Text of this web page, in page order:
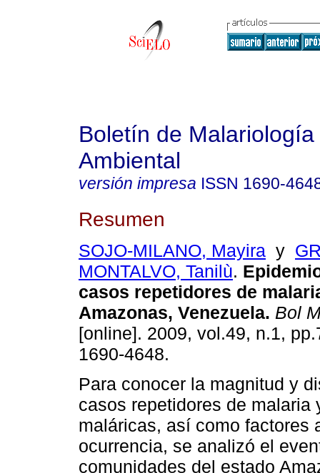
Boletín de
Ambiental
versión impresa ISSN 1690-
Resumen
SOJO-MILANO, Mayira y
MONTALVO, Tanilù.
casos repetidores de
Amazonas, Venezuela. Bol
[online]. 2009, vol.49, n.1,
1690-4648.
Para conocer la magnitud y
casos repetidores de malaria
maláricas, así como factores
ocurrencia, se analizó el
comunidades del estado